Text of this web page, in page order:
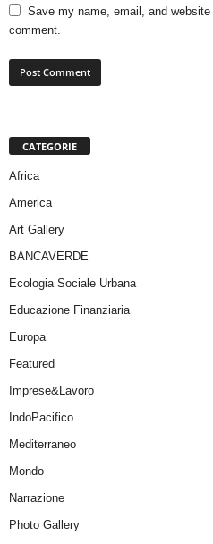
Save my name, email, and
comment.
CATEGORIE
Africa
America
Art Gallery
BANCAVERDE
Ecologia Sociale Urbana
Educazione Finanziaria
Europa
Featured
Imprese&Lavoro
IndoPacifico
Mediterraneo
Mondo
Narrazione
Photo Gallery